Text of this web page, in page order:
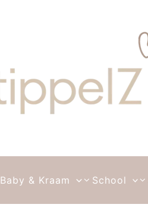
Baby & Kraam School